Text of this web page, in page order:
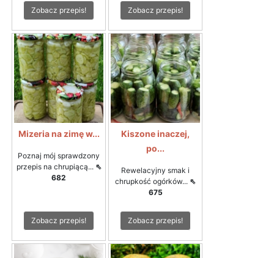
Zobacz przepis! Zobacz przepis!
Mizeria na zimę w...
Poznaj mój sprawdzony
przepis na chrupiącą... ⇖
682
Zobacz przepis!
Kiszone inaczej,
po...
Rewelacyjny smak i
chrupkość ogórków... ⇖
675
Zobacz przepis!